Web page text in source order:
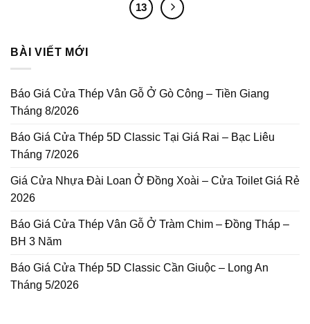
13
BÀI VIẾT MỚI
Báo Giá Cửa Thép Vân Gỗ Ở Gò Công – Tiền Giang
Tháng 8/2026
Báo Giá Cửa Thép 5D Classic Tại Giá Rai – Bạc Liêu
Tháng 7/2026
Giá Cửa Nhựa Đài Loan Ở Đồng Xoài – Cửa Toilet Giá Rẻ
2026
Báo Giá Cửa Thép Vân Gỗ Ở Tràm Chim – Đồng Tháp –
BH 3 Năm
Báo Giá Cửa Thép 5D Classic Cần Giuộc – Long An
Tháng 5/2026